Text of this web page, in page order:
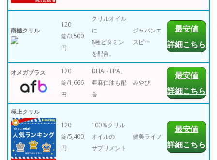
南極クリル
120
錠/3,500
円
クリルオイル
に
8種ビタミン
を配合。
ジャパンエ
スピー
最安値
詳細こちら
オメガプラス
120
錠/1,666
円
DHA・EPA、
亜麻仁油も配
合
みやび
最安値
詳細こちら
極上クリル
120
錠/5,400
円
100％クリル
オイルの
サプリメント
健美ライフ
最安値
詳細こちら